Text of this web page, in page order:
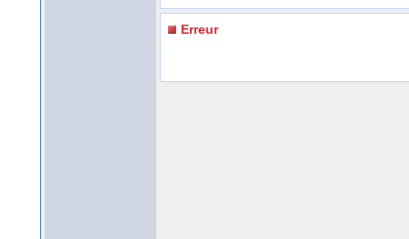
Erreur